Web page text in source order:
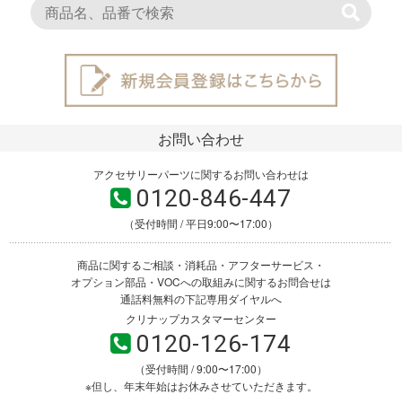
お問い合わせ
アクセサリーパーツに関するお問い合わせは
0120-846-447
（受付時間 / 平日9:00〜17:00）
商品に関するご相談・消耗品・アフターサービス・
オプション部品・VOCへの取組みに関するお問合せは
通話料無料の下記専用ダイヤルへ
クリナップカスタマーセンター
0120-126-174
（受付時間 / 9:00〜17:00）
※但し、年末年始はお休みさせていただきます。